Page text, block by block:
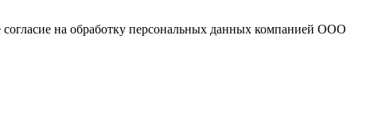
на обработку персональных данных компанией ООО